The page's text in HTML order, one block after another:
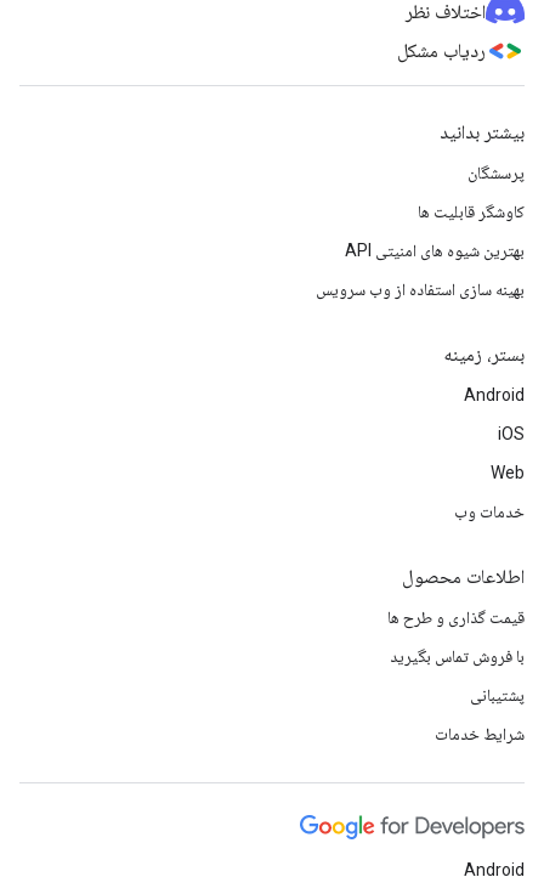
اختلاف نظر
ردیاب مشکل
بیشتر بدانید
پرسشگان
کاوشگر قابلیت ها
بهترین شیوه های امنیتی API
بهینه سازی استفاده از وب سرویس
بستر، زمینه
Android
iOS
Web
خدمات وب
اطلاعات محصول
قیمت گذاری و طرح ها
با فروش تماس بگیرید
پشتیبانی
شرایط خدمات
Android